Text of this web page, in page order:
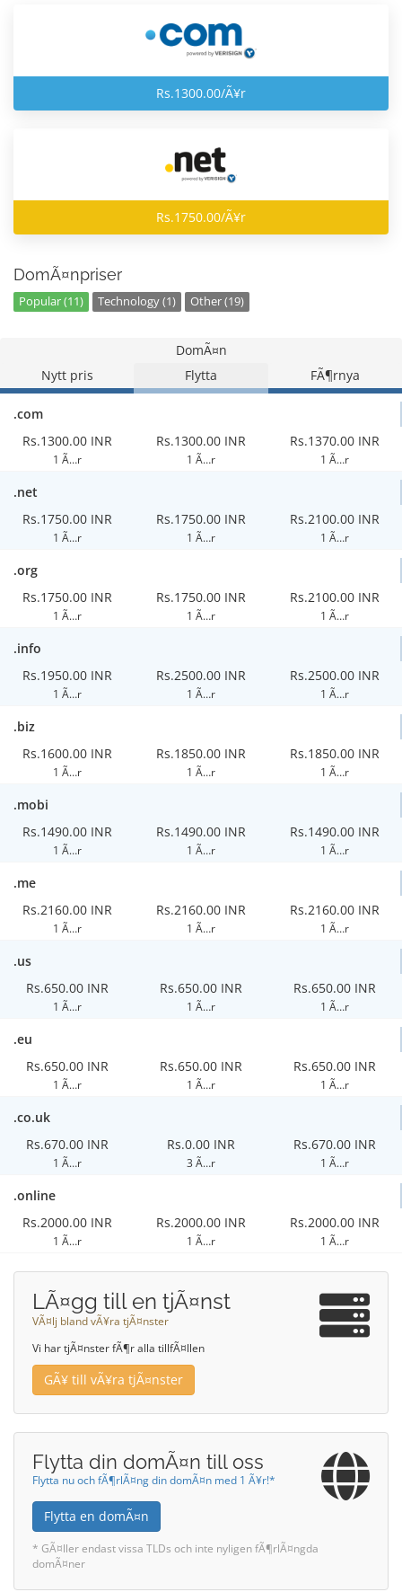
Rs.1300.00/Ã¥r
Rs.1750.00/Ã¥r
DomÃ¤npriser
Popular (11) Technology (1) Other (19)
DomÃ¤n
Nytt pris
Flytta FÃ¶rnya
.com
Rs.1300.00 INR
1 Ã…r
Rs.1300.00 INR
1 Ã…r
Rs.1370.00 INR
1 Ã…r
.net
Rs.1750.00 INR
1 Ã…r
Rs.1750.00 INR
1 Ã…r
Rs.2100.00 INR
1 Ã…r
.org
Rs.1750.00 INR
1 Ã…r
Rs.1750.00 INR
1 Ã…r
Rs.2100.00 INR
1 Ã…r
.info
Rs.1950.00 INR
1 Ã…r
Rs.2500.00 INR
1 Ã…r
Rs.2500.00 INR
1 Ã…r
.biz
Rs.1600.00 INR
1 Ã…r
Rs.1850.00 INR
1 Ã…r
Rs.1850.00 INR
1 Ã…r
.mobi
Rs.1490.00 INR
1 Ã…r
Rs.1490.00 INR
1 Ã…r
Rs.1490.00 INR
1 Ã…r
.me
Rs.2160.00 INR
1 Ã…r
Rs.2160.00 INR
1 Ã…r
Rs.2160.00 INR
1 Ã…r
.us
Rs.650.00 INR
1 Ã…r
Rs.650.00 INR
1 Ã…r
Rs.650.00 INR
1 Ã…r
.eu
Rs.650.00 INR
1 Ã…r
Rs.650.00 INR
1 Ã…r
Rs.650.00 INR
1 Ã…r
.co.uk
Rs.670.00 INR
1 Ã…r
Rs.0.00 INR
3 Ã…r
Rs.670.00 INR
1 Ã…r
.online
Rs.2000.00 INR
1 Ã…r
Rs.2000.00 INR
1 Ã…r
Rs.2000.00 INR
1 Ã…r
LÃ¤gg till en tjÃ¤nst
VÃ¤lj bland vÃ¥ra tjÃ¤nster
Vi har tjÃ¤nster fÃ¶r alla tillfÃ¤llen
GÃ¥ till vÃ¥ra tjÃ¤nster
Flytta din domÃ¤n till oss
Flytta nu och fÃ¶rlÃ¤ng din domÃ¤n med 1 Ã¥r!*
Flytta en domÃ¤n
* GÃ¤ller endast vissa TLDs och inte nyligen fÃ¶rlÃ¤ngda
domÃ¤ner